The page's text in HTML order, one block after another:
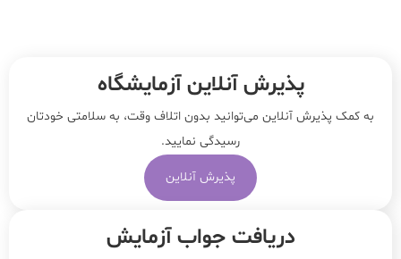
پذیرش آنلاین آزمایشگاه
به کمک پذیرش آنلاین می‌توانید بدون اتلاف وقت، به سلامتی خودتان
رسیدگی نمایید.
پذیرش آنلاین
دریافت جواب آزمایش